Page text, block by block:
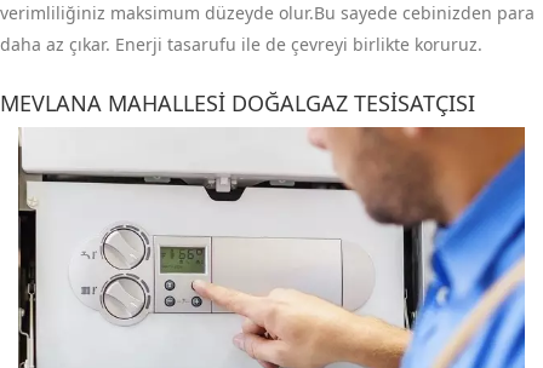
verimliliğiniz maksimum düzeyde olur.Bu sayede cebinizden para
daha az çıkar. Enerji tasarufu ile de çevreyi birlikte koruruz.
MEVLANA MAHALLESI DOĞALGAZ TESISATÇISI